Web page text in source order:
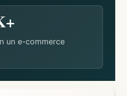
un e-commerce